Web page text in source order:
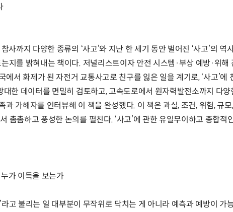
사까지 다양한 종류의 ‘사고’와 지난 한 세기 동안 벌어진 ‘사고’의 역
지를 밝혀내는 책이다. 저널리스트이자 안전 시스템·부상 예방·위해
서 화제가 된 자전거 교통사고로 친구를 잃은 일을 계기로, ‘사고’에
한 데이터를 면밀히 검토하고, 고속도로에서 원자력발전소까지 다
가해자를 인터뷰해 이 책을 완성했다. 이 책은 과실, 조건, 위험, 규
촘촘하고 풍성한 논의를 펼친다. ‘사고’에 관한 유일무이하고 종합적
가 이득을 보는가
라고 불리는 일 대부분이 무작위로 닥치는 게 아니라 예측과 예방이 가